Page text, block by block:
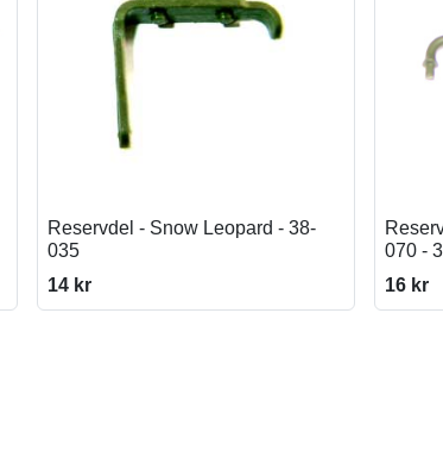
Reservdel - Snow Leopard - 38-
035
14 kr
070 -
16 kr